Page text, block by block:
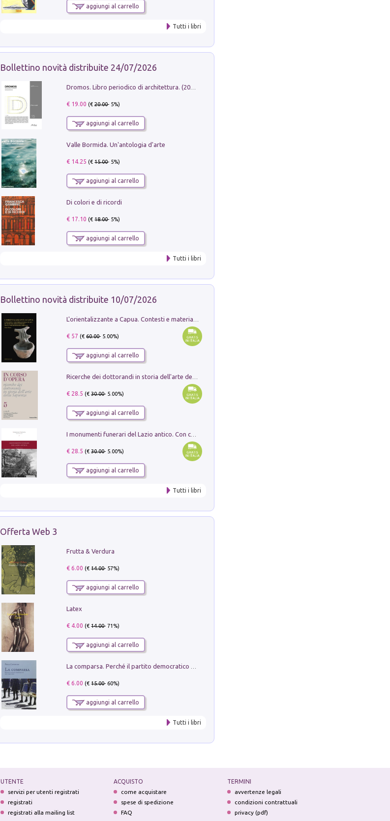
aggiungi al carrello
Tutti i libri
Bollettino novità distribuite 24/07/2026
€ 19.00 (€20.00- 5%)
aggiungi al carrello
Valle Bormida. Un'antologia d'arte
€ 14.25 (€15.00- 5%)
aggiungi al carrello
Di colori e di ricordi
€ 17.10 (€18.00- 5%)
aggiungi al carrello
Tutti i libri
Bollettino novità distribuite 10/07/2026
€ 57 (€60.00- 5.00%)
aggiungi al carrello
€ 28.5 (€30.00- 5.00%)
aggiungi al carrello
€ 28.5 (€30.00- 5.00%)
aggiungi al carrello
Tutti i libri
Offerta Web 3
Frutta & Verdura
€ 6.00 (€14.00- 57%)
aggiungi al carrello
Latex
€ 4.00 (€14.00- 71%)
aggiungi al carrello
€ 6.00 (€15.00- 60%)
aggiungi al carrello
Tutti i libri
UTENTE
servizi per utenti registrati
registrati
registrati alla mailing list
ACQUISTO
come acquistare
spese di spedizione
FAQ
TERMINI
avvertenze legali
condizioni contrattuali
privacy (pdf)